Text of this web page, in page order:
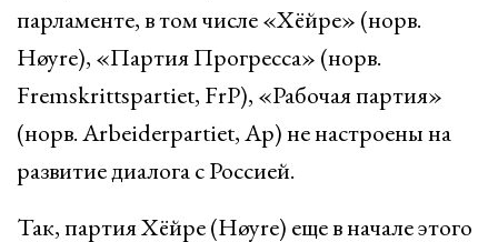
парламенте, в том числе «Хёйре» (норв.
Høyre), «Партия Прогресса» (норв.
Fremskrittspartiet, FrP), «Рабочая партия»
(норв. Arbeiderpartiet, Ap) не настроены на
развитие диалога с Россией.
Так, партия Хёйре (Høyre) еще в начале этого